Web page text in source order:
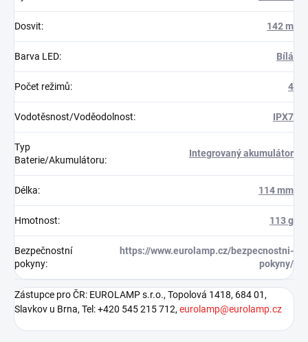
Dosvit: 142 m
Barva LED: Bílá
Počet režimů: 4
Vodotěsnost/Voděodolnost: IPX7
Typ
Baterie/Akumulátoru:
Integrovaný akumulátor
Délka: 114 mm
Hmotnost: 113 g
Bezpečnostní
pokyny:
https://www.eurolamp.cz/bezpecnostni-
pokyny/
Zástupce pro ČR: EUROLAMP s.r.o., Topolová 1418, 684 01,
Slavkov u Brna, Tel: +420 545 215 712, eurolamp@eurolamp.cz